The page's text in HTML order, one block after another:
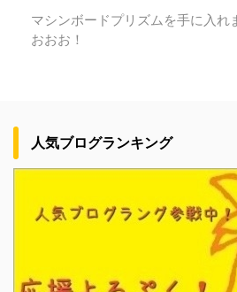
マシンボードプリズムを手に入れ
おおお！
人気ブログランキング